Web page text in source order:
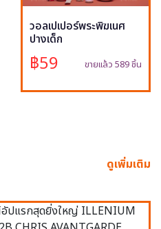
วอลเปเปอร์พระพิฆเนศ
ปางเด็ก
฿59 ขายแล้ว 589 ชิ้น
ดูเพิ่มเติม